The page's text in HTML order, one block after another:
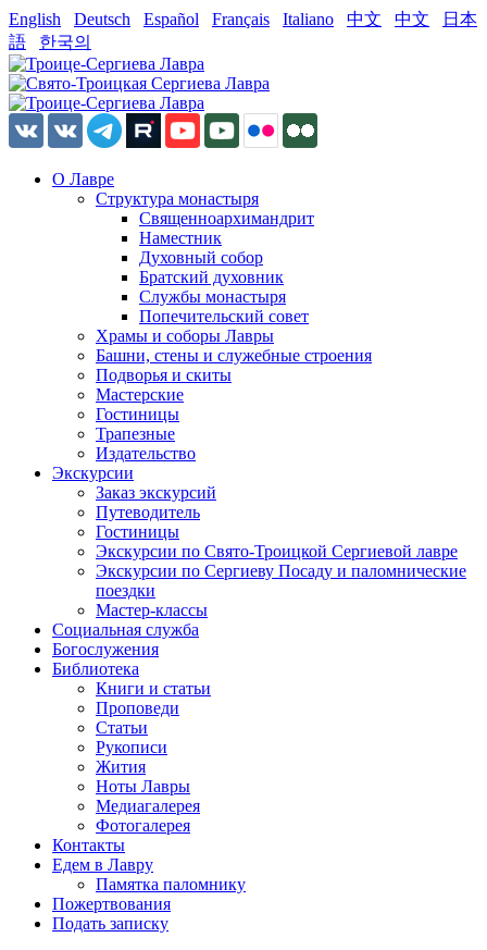
English Deutsch Español Français Italiano 中文 中文
日本
語
한국의
О Лавре
Структура монастыря
Священноархимандрит
Наместник
Духовный собор
Братский духовник
Службы монастыря
Попечительский совет
Храмы и соборы Лавры
Башни, стены и служебные строения
Подворья и скиты
Мастерские
Гостиницы
Трапезные
Издательство
Экскурсии
Заказ экскурсий
Путеводитель
Гостиницы
Экскурсии по Свято-Троицкой Сергиевой лавре
Экскурсии по Сергиеву Посаду и паломнические
поездки
Мастер-классы
Социальная служба
Богослужения
Библиотека
Книги и статьи
Проповеди
Статьи
Рукописи
Жития
Ноты Лавры
Медиагалерея
Фотогалерея
Контакты
Едем в Лавру
Памятка паломнику
Пожертвования
Подать записку